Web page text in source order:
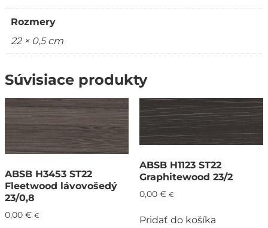
Rozmery
22 × 0,5 cm
Súvisiace produkty
ABSB H3453 ST22
Fleetwood lávovošedý
23/0,8
0,00 € €
ABSB H1123 ST22
Graphitewood 23/2
0,00 € €
Pridať do košíka